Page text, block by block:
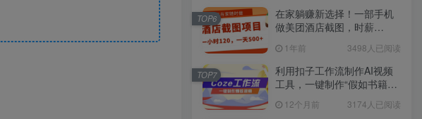
在家躺赚新选择！一部手机
做美团酒店截图，时薪
1年前 3498人已阅读
TOP6
利用扣子工作流制作AI视频
工具，一键制作“假如书籍会
12个月前 3174人已阅读
TOP7